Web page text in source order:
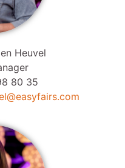
Heuvel
80 35